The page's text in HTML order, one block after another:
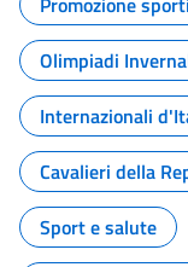
Olimpiadi
Internazionali
Cavalieri della
Sport e salute